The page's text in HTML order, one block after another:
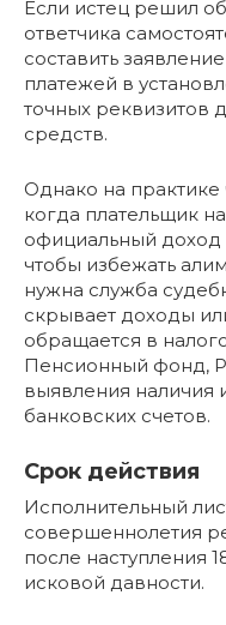
Если истец решил
ответчика
составить
платежей в
точных реквизитов
средств.
Однако на практике
когда плательщик
официальный доход
чтобы избежать
нужна служба
скрывает доходы
обращается в
Пенсионный фонд,
выявления наличия
банковских счетов.
Срок действия
Исполнительный
совершеннолетия
после наступления
исковой давности.